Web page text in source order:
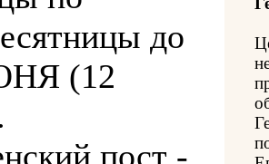
до
(12
пост -